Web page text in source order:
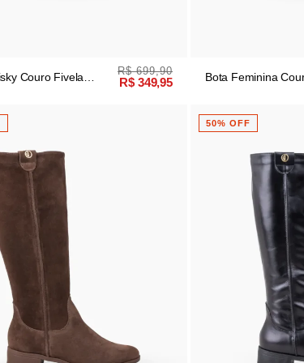
Couro Fivela
R$ 699,90
R$ 349,95
Bota Feminina
50% OFF